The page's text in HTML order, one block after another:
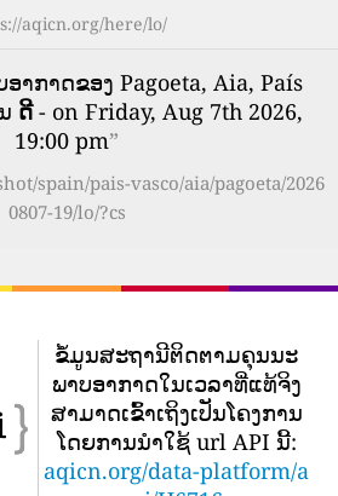
aqicn.org/here/lo/
າກາດຂອງ Pagoeta, Aia, País
ດີ- on Friday, Aug 7th 2026,
19:00 pm”
spain/pais-vasco/aia/pagoeta/2026
0807-19/lo/?cs
ຂໍ້​ມູນ​ສະ​ຖາ​ນີ​ຕິດ​ຕາມ​ຄຸນ​ນະ​
ພາບ​ອາ​ກາດ​ໃນ​ເວ​ລາ​ທີ່​ແທ້​ຈິງ​
ສາ​ມາດ​ເຂົ້າ​ເຖິງ​ເປັນ​ໂຄງ​ການ​
ໂດຍ​ການ​ນໍາ​ໃຊ້ url API ນີ້​:
aqicn.org/data-platform/a